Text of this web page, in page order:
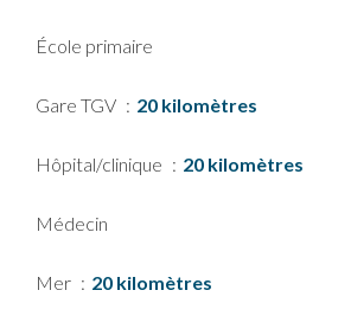
École primaire
Gare TGV 20 kilomètres
Hôpital/clinique 20 kilomètres
Médecin
Mer 20 kilomètres